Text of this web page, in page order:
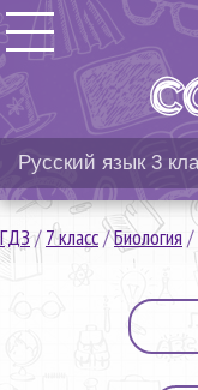
ГДЗ/7 класс/Биология /